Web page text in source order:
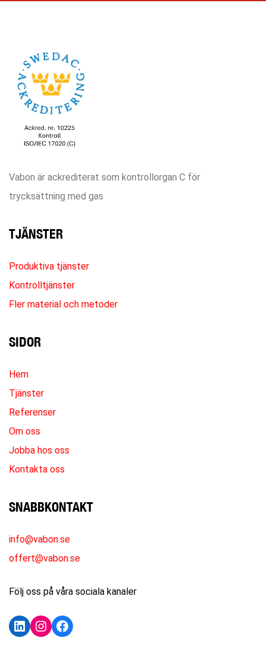
Vabon är ackrediterat som kontrollorgan C för
trycksättning med gas
TJÄNSTER
Produktiva tjänster
Kontrolltjänster
Fler material och metoder
SIDOR
Hem
Tjänster
Referenser
Om oss
Jobba hos oss
Kontakta oss
SNABBKONTAKT
info@vabon.se
offert@vabon.se
Följ oss på våra sociala kanaler
LinkedIn
Instagram
Facebook